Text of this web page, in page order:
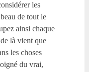
les
de tout le
ainsi chaque
là vient que
les choses
du vrai,